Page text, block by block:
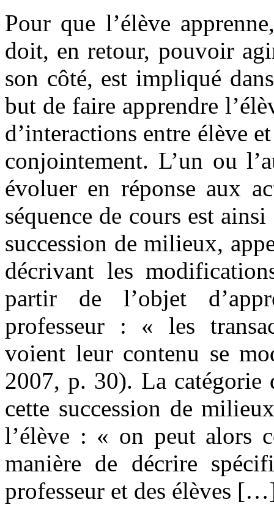
Pour que l’élève
doit, en retour, pouvoir
son côté, est impliqué
but de faire apprendre
d’interactions entre élève
conjointement. L’un ou
évoluer en réponse aux
séquence de cours est
succession de milieux,
décrivant les
partir de l’objet
professeur : « les
voient leur contenu se
2007, p. 30). La catégorie
cette succession de
l’élève : « on peut alors
manière de décrire
professeur et des élèves